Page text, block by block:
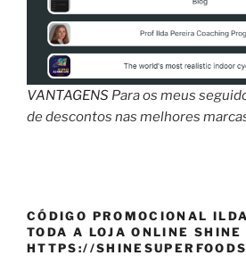
VANTAGENS Para os meus
de descontos nas melhores
CÓDIGO PROMOCIONAL
TODA A LOJA ONLINE SHINE
HTTPS://